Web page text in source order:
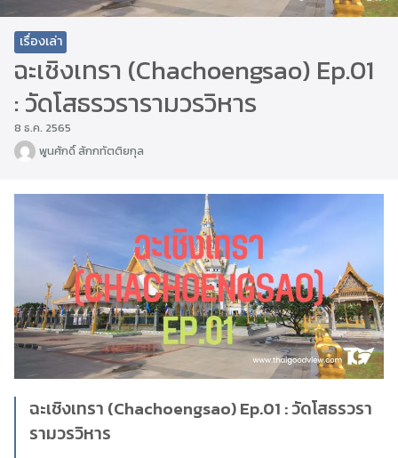
เรื่องเล่า
ฉะเชิงเทรา (Chachoengsao) Ep.01
: วัดโสธรวรารามวรวิหาร
8 ธ.ค. 2565
พูนศักดิ์ สักกทัตติยกุล
ฉะเชิงเทรา (Chachoengsao) Ep.01 : วัดโสธรวรา
รามวรวิหาร